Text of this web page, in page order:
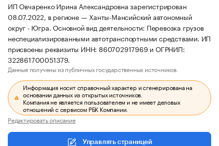
ИП Овчаренко Ирина Александровна зарегистрирован
08.07.2022, в регионе — Ханты-Мансийский автономный
округ - Югра. Основной вид деятельности: Перевозка грузов
неспециализированными автотранспортными средствами. ИП
присвоены реквизиты ИНН: 860702917969 и ОГРНИП:
322861700051379.
Данные получены из публичных государственных источников.
Информация носит справочный характер и сгенерирована на
основании данных из открытых источников.
Компания не является пользователем и не имеет деловых
отношений с сервисом РБК Компании.
Редактировать описание
Управлять страницей